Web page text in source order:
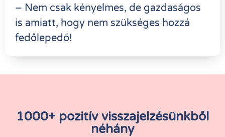
– Nem csak kényelmes, de gazdaságos
is amiatt, hogy nem szükséges hozzá
fedőlepedő!
1000+ pozitív visszajelzésünkből
néhány